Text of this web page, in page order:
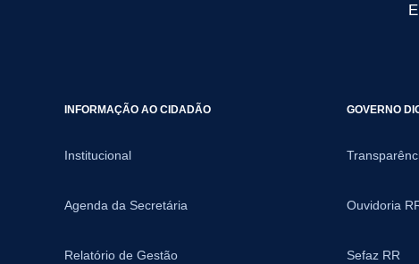
INFORMAÇÃO AO CIDADÃO
Institucional
Agenda da Secretária
Relatório de Gestão
GOVERNO
Ouvidoria
Sefaz RR